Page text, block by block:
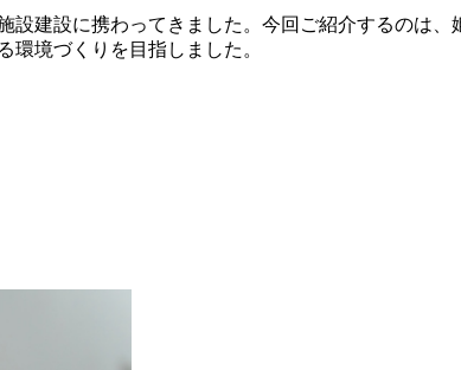
建設に携わってきました。今回ご紹介するのは
境づくりを目指しました。